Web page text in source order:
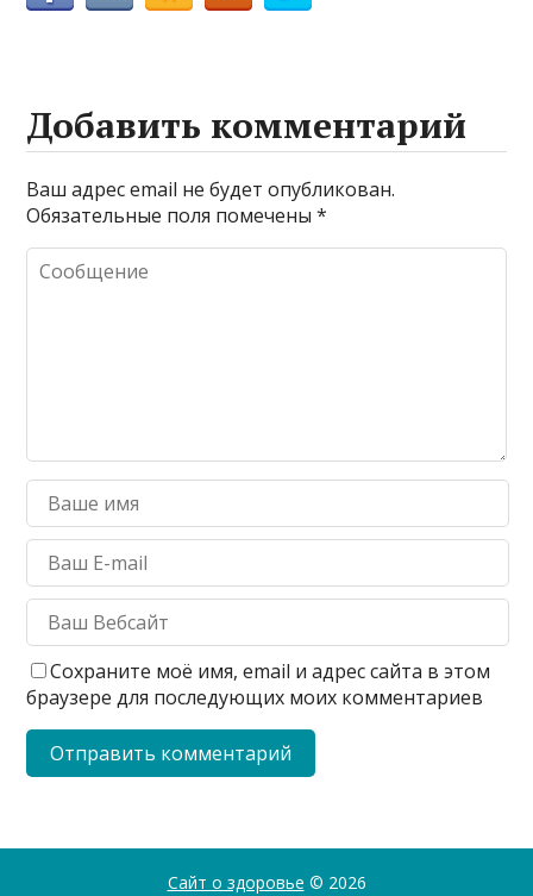
Добавить комментарий
Ваш адрес email не будет опубликован.
Обязательные поля помечены*
Сохраните моё имя, email и адрес сайта в этом
браузере для последующих моих комментариев
Сайт о здоровье © 2026